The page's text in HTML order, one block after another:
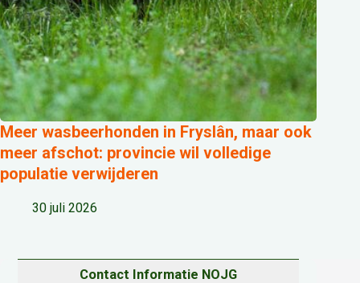
Meer wasbeerhonden in Fryslân, maar ook
meer afschot: provincie wil volledige
populatie verwijderen
30 juli 2026
Contact Informatie NOJG